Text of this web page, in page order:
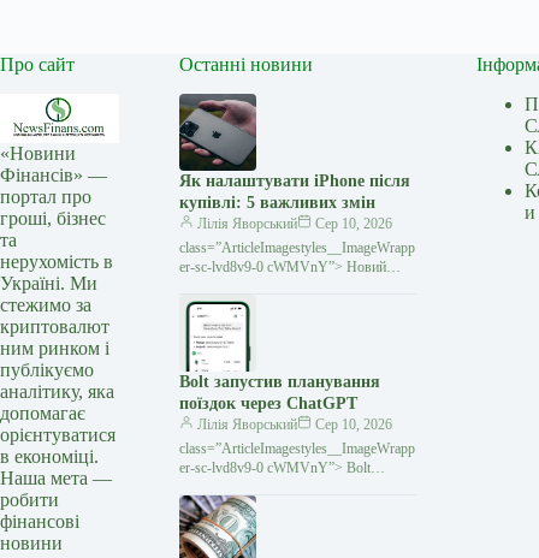
Про сайт
«Новини
Фінансів» —
портал про
гроші, бізнес
та
нерухомість в
Україні. Ми
стежимо за
криптовалют
ним ринком і
публікуємо
аналітику, яка
допомагає
орієнтуватися
в економіці.
Наша мета —
робити
фінансові
новини
Останні новини
Як налаштувати iPhone після
купівлі: 5 важливих змін
Лілія Яворський
Сер 10, 2026
class=”ArticleImagestyles__ImageWrapp
er-sc-lvd8v9-0 cWMVnY”> Новий
лише перенесення даних і
встановлення потрібних застосунків.
Bolt запустив планування
поїздок через ChatGPT
Лілія Яворський
Сер 10, 2026
class=”ArticleImagestyles__ImageWrapp
er-sc-lvd8v9-0 cWMVnY”> Bolt
райдхейлінгу Bolt інтегрувався з
ChatGPT у всіх країнах де присутній
и